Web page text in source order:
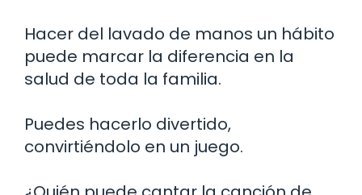
Hacer del lavado de manos un hábito
puede marcar la diferencia en la
salud de toda la familia.
Puedes hacerlo divertido,
convirtiéndolo en un juego.